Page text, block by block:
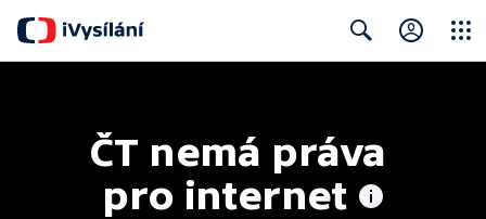
ČT nemá práva
pro internet